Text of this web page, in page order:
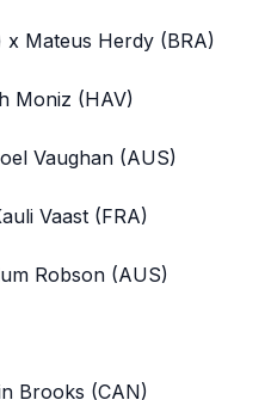
x Mateus Herdy (BRA)
Moniz (HAV)
Vaughan (AUS)
Vaast (FRA)
Robson (AUS)
Brooks (CAN)